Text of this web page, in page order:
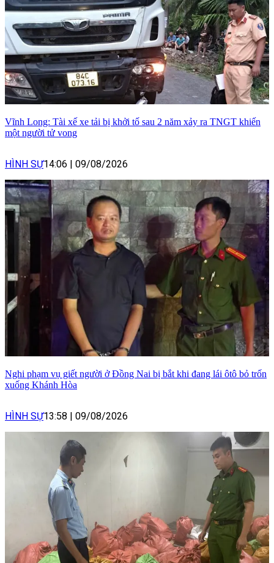
Vĩnh Long: Tài xế xe tải bị khởi tố sau 2 năm xảy ra TNGT khiến
một người tử vong
HÌNH SỰ14:06 | 09/08/2026
Nghi phạm vụ giết người ở Đồng Nai bị bắt khi đang lái ôtô bỏ trốn
xuống Khánh Hòa
HÌNH SỰ13:58 | 09/08/2026